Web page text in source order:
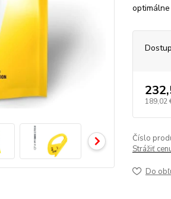
189,02
Číslo
Strážiť
Do